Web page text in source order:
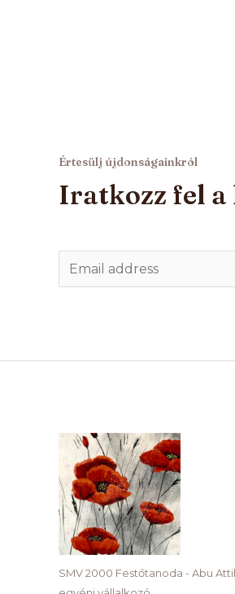
Értesülj újdonságainkról
Iratkozz fel
m
SMV 2000 Festőtanoda - Abu